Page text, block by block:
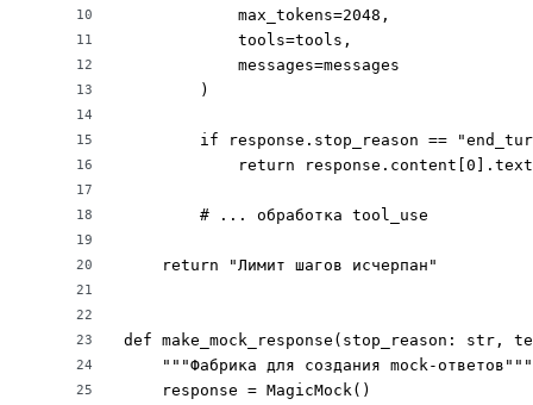
10
11
12
13
14
15
16
17
18
19
20
21
22
23
24
25
            max_tokens=2048,
            tools=tools,
            messages=messages
        )
if response.stop_reason ==
            return response.content[0].text
        # ... обработка tool_use
    return "Лимит шагов исчерпан"
def make_mock_response(stop_reason:
    """Фабрика для создания mock-ответов"""
    response = MagicMock()